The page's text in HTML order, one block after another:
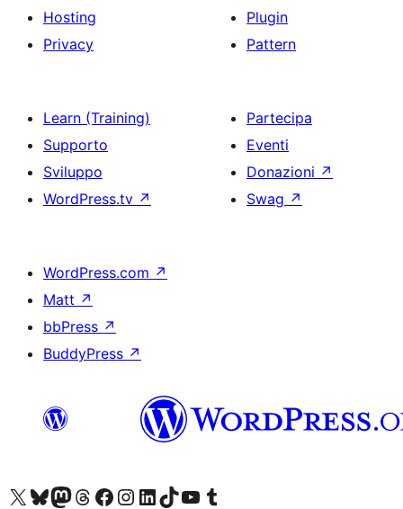
Hosting
Privacy
Plugin
Pattern
Learn (Training)
Supporto
Sviluppo
WordPress.tv ↗
Partecipa
Eventi
Donazioni ↗
Swag ↗
WordPress.com ↗
Matt ↗
bbPress ↗
BuddyPress ↗
Visita il nostro account X (ex Twitter)
Visita il nostro account Bluesky
Visita il nostro account Mastodon
Visita il nostro account Threads
Visita la nostra pagina Facebook
Visita il nostro account Instagram
Visita il nostro account LinkedIn
Visita il nostro account TikTok
Visita il nostro canale YouTube
Visita il nostro account Tumblr